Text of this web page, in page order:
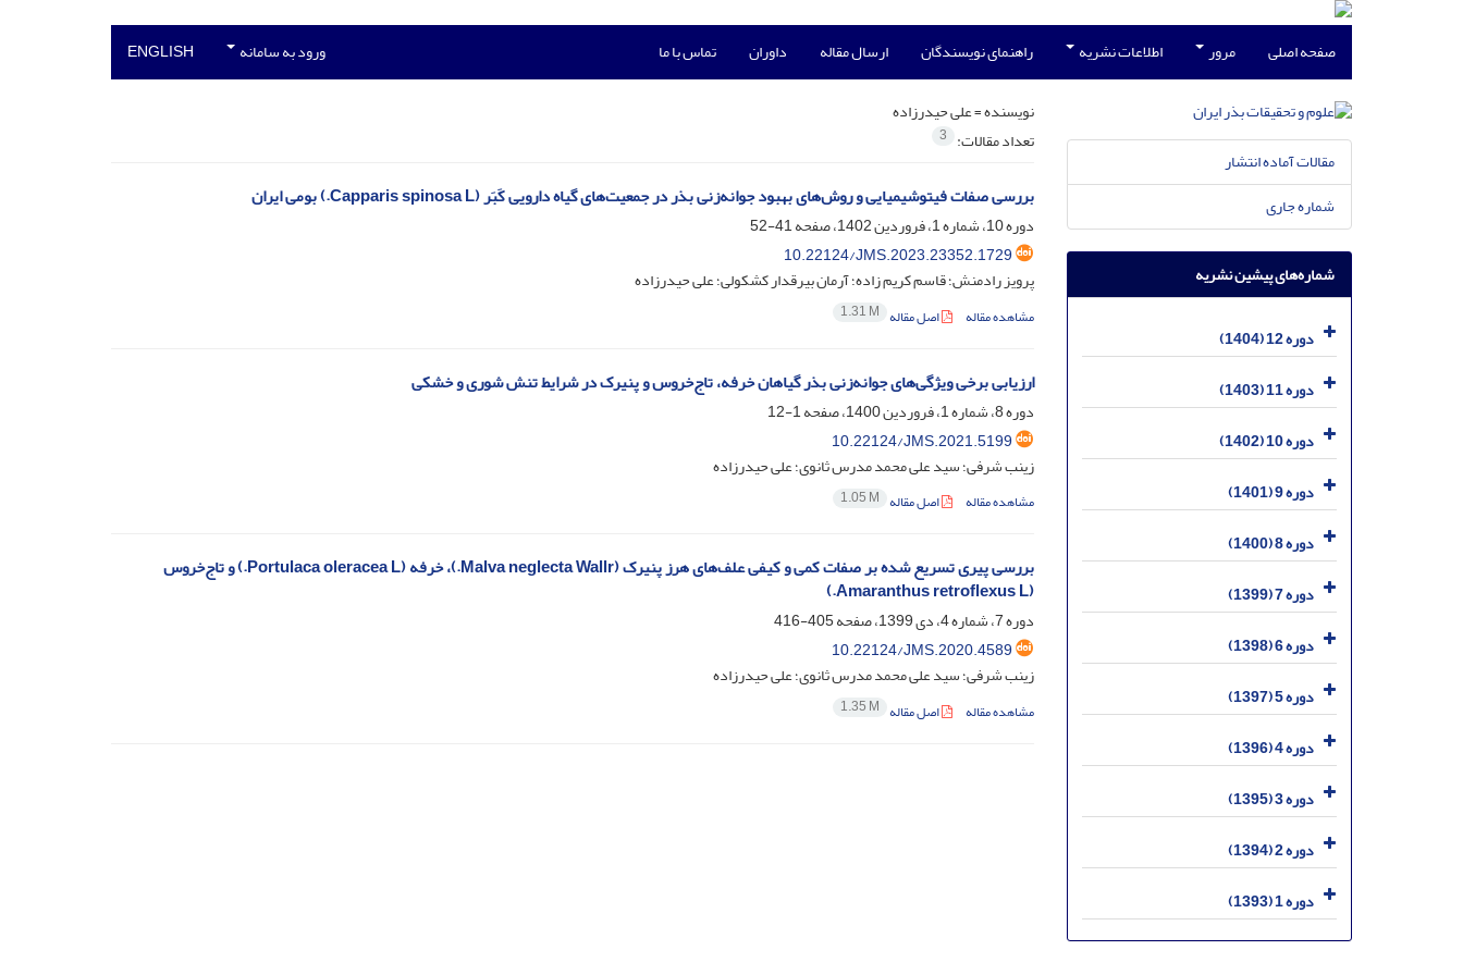
صفحه اصلی مرور اطلاعات نشریه راهنمای نویسندگان ارسال مقاله داوران تماس با ما ورود به سامانه ENGLISH
نویسنده =علی حیدرزاده
تعداد مقالات: 3
بررسی صفات فیتوشیمیایی و روش‌های بهبود جوانه‌زنی بذر در جمعیت‌های گیاه دارویی کَبَر (Capparis spinosa L.) بومی ایران
دوره 10، شماره 1، فروردین 1402، صفحه
41-52
10.22124/JMS.2023.23352.1729
پرویز رادمنش؛ قاسم کریم زاده؛ آرمان بیرقدار کشکولی؛ علی حیدرزاده
مشاهده مقاله اصل مقاله 1.31 M
ارزیابی برخی ویژگی‌های جوانه‌زنی بذر گیاهان خرفه، تاج‌خروس و پنیرک در شرایط تنش شوری و خشکی
دوره 8، شماره 1، فروردین 1400، صفحه
1-12
10.22124/JMS.2021.5199
زینب شرفی؛ سید علی محمد مدرس ثانوی؛ علی حیدرزاده
مشاهده مقاله اصل مقاله 1.05 M
بررسی پیری تسریع شده بر صفات کمی و کیفی علف‌های هرز پنیرک (Malva neglecta Wallr.)، خرفه (Portulaca oleracea L.) و تاج‌خروس
(Amaranthus retroflexus L.)
دوره 7، شماره 4، دی 1399، صفحه
405-416
10.22124/JMS.2020.4589
زینب شرفی؛ سید علی محمد مدرس ثانوی؛ علی حیدرزاده
مشاهده مقاله اصل مقاله 1.35 M
مقالات آماده انتشار
شماره جاری
شماره‌های پیشین نشریه
دوره 12 (1404)
دوره 11 (1403)
دوره 10 (1402)
دوره 9 (1401)
دوره 8 (1400)
دوره 7 (1399)
دوره 6 (1398)
دوره 5 (1397)
دوره 4 (1396)
دوره 3 (1395)
دوره 2 (1394)
دوره 1 (1393)